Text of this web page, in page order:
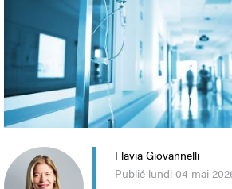
Flavia Giovannelli
Publié lundi 04 mai